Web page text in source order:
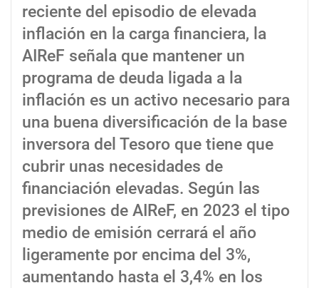
reciente del episodio de elevada
inflación en la carga financiera, la
AIReF señala que mantener un
programa de deuda ligada a la
inflación es un activo necesario para
una buena diversificación de la base
inversora del Tesoro que tiene que
cubrir unas necesidades de
financiación elevadas. Según las
previsiones de AIReF, en 2023 el tipo
medio de emisión cerrará el año
ligeramente por encima del 3%,
aumentando hasta el 3,4% en los